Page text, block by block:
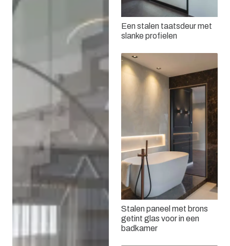
Een stalen taatsdeur met
slanke profielen
Stalen paneel met brons
getint glas voor in een
badkamer